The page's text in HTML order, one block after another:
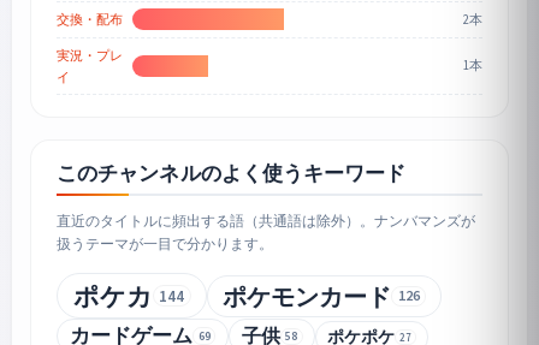
交換・配布 2本
実況・プレ
イ
1本
このチャンネルのよく使うキーワード
直近のタイトルに頻出する語（共通語は除外）。ナンバマンズが
扱うテーマが一目で分かります。
ポケカ 144 ポケモンカード 126
カードゲーム 69 子供 58 ポケポケ 27